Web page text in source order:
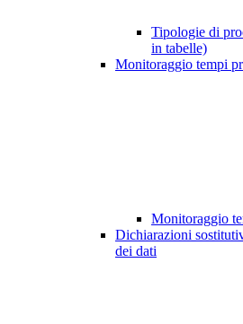
Tipologie di
in tabelle)
Monitoraggio tempi
Monitoraggio
Dichiarazioni
dei dati